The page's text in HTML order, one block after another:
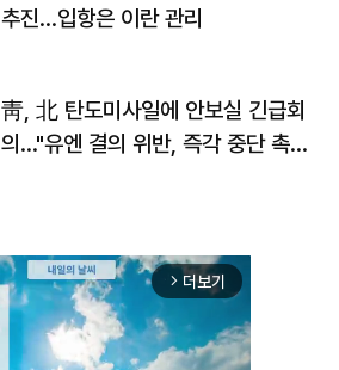
추진…입항은 이란 관리
靑, 北 탄도미사일에 안보실 긴급회
의…"유엔 결의 위반, 즉각 중단 촉
arrow_forward_ios 더보기